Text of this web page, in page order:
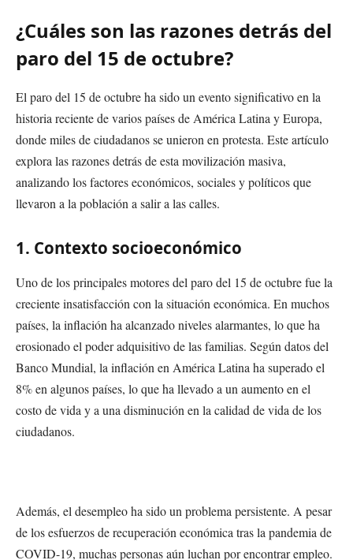
¿Cuáles son las razones detrás del
paro del 15 de octubre?
El paro del 15 de octubre ha sido un evento significativo en la
historia reciente de varios países de América Latina y Europa,
donde miles de ciudadanos se unieron en protesta. Este artículo
explora las razones detrás de esta movilización masiva,
analizando los factores económicos, sociales y políticos que
llevaron a la población a salir a las calles.
1. Contexto socioeconómico
Uno de los principales motores del paro del 15 de octubre fue la
creciente insatisfacción con la situación económica. En muchos
países, la inflación ha alcanzado niveles alarmantes, lo que ha
erosionado el poder adquisitivo de las familias. Según datos del
Banco Mundial, la inflación en América Latina ha superado el
8% en algunos países, lo que ha llevado a un aumento en el
costo de vida y a una disminución en la calidad de vida de los
ciudadanos.
Además, el desempleo ha sido un problema persistente. A pesar
de los esfuerzos de recuperación económica tras la pandemia de
COVID-19, muchas personas aún luchan por encontrar empleo.